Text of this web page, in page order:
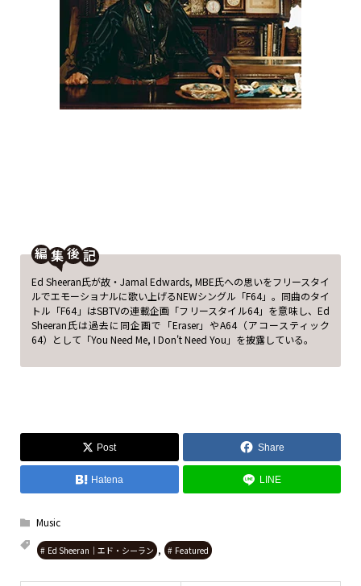
編
後
Ed Sheeran氏が故・Jamal Edwards, MBE氏への思いをフリースタイ
ルでエモーショナルに歌い上げるNEWシングル「F64」。同曲のタイ
トル「F64」はSBTVの連載企画「フリースタイル64」を意味し、Ed
Sheeran氏は過去に同企画で「Eraser」やA64（アコースティック
64）として「You Need Me, I Don't Need You」を披露している。
Post Share
Hatena LINE
Music
Ed Sheeran｜エド・シーラン , Featured